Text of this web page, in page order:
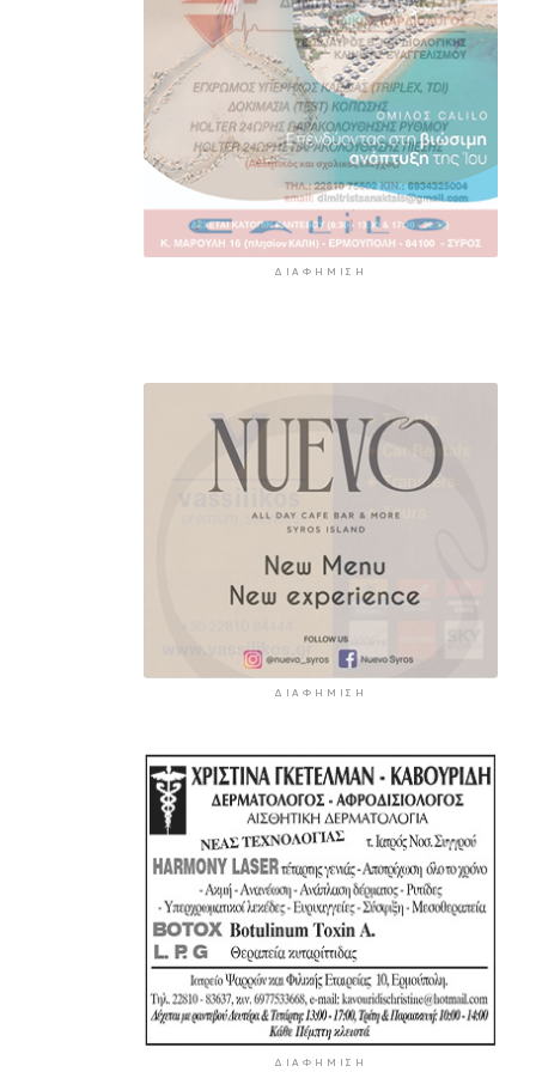
ΔΙΑΦΉΜΙΣΗ
ΔΙΑΦΉΜΙΣΗ
ΔΙΑΦΉΜΙΣΗ